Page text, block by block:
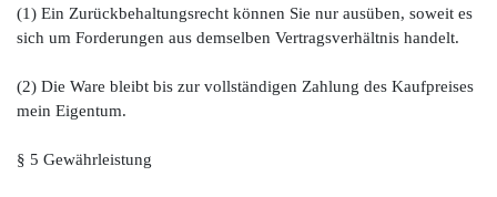
(1) Ein Zurückbehaltungsrecht können Sie nur ausüben, soweit es
sich um Forderungen aus demselben Vertragsverhältnis handelt.
(2) Die Ware bleibt bis zur vollständigen Zahlung des Kaufpreises
mein Eigentum.
§ 5 Gewährleistung